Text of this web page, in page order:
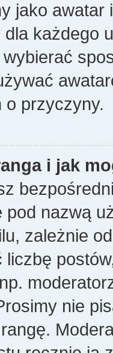
jako
każdego
wybierać
o przyczyny.
i jak
pod nazwą
zależnie
nie